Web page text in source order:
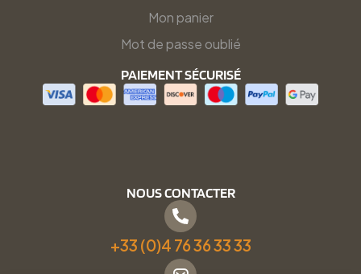
Mon panier
Mot de passe oublié
PAIEMENT SÉCURISÉ
NOUS CONTACTER
+33 (0)4 76 36 33 33